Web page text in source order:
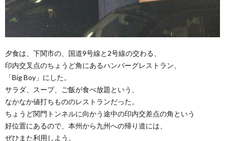
夕食は、下関市の、国道9号線と2号線の交わる、
印内交叉点のちょうど角にあるハンバーグレストラン、
「Big Boy」にした。
サラダ、スープ、ご飯が食べ放題という、
なかなか値打ちもののレストランだった。
ちょうど関門トンネルに向かう途中の印内交差点の角という
好位置にあるので、本州から九州への帰り道には、
ぜひまた利用しよう。